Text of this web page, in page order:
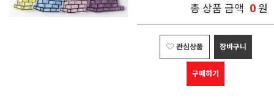
총 상품 금액 0원
관심상품 장바구니
구매하기